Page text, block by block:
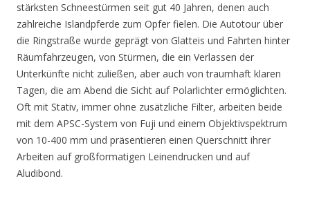
stärksten Schneestürmen seit gut 40 Jahren, denen auch
zahlreiche Islandpferde zum Opfer fielen. Die Autotour über
die Ringstraße wurde geprägt von Glatteis und Fahrten hinter
Räumfahrzeugen, von Stürmen, die ein Verlassen der
Unterkünfte nicht zuließen, aber auch von traumhaft klaren
Tagen, die am Abend die Sicht auf Polarlichter ermöglichten.
Oft mit Stativ, immer ohne zusätzliche Filter, arbeiten beide
mit dem APSC-System von Fuji und einem Objektivspektrum
von 10-400 mm und präsentieren einen Querschnitt ihrer
Arbeiten auf großformatigen Leinendrucken und auf
Aludibond.